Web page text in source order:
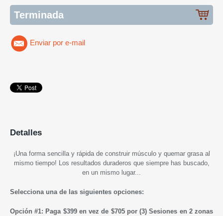
Terminada
Enviar por e-mail
Detalles
¡Una forma sencilla y rápida de construir músculo y quemar grasa al
mismo tiempo! Los resultados duraderos que siempre has buscado,
en un mismo lugar...
Selecciona una de las siguientes opciones:
Opción #1: Paga $399 en vez de $705 por (3) Sesiones en 2 zonas